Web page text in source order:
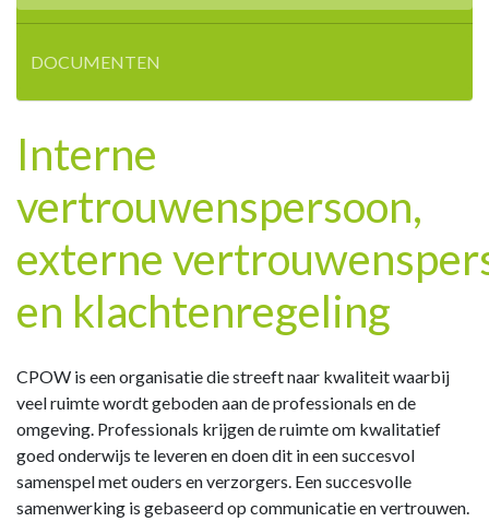
DOCUMENTEN
Interne
vertrouwenspersoon,
externe
en klachtenregeling
CPOW is een organisatie die streeft naar kwaliteit waarbij
veel ruimte wordt geboden aan de professionals en de
omgeving. Professionals krijgen de ruimte om kwalitatief
goed onderwijs te leveren en doen dit in een succesvol
samenspel met ouders en verzorgers. Een succesvolle
samenwerking is gebaseerd op communicatie en vertrouwen.